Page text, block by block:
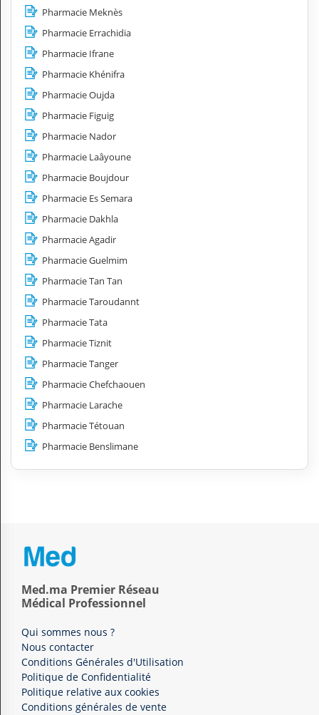
Pharmacie Meknès
Pharmacie Errachidia
Pharmacie Ifrane
Pharmacie Khénifra
Pharmacie Oujda
Pharmacie Figuig
Pharmacie Nador
Pharmacie Laâyoune
Pharmacie Boujdour
Pharmacie Es Semara
Pharmacie Dakhla
Pharmacie Agadir
Pharmacie Guelmim
Pharmacie Tan Tan
Pharmacie Taroudannt
Pharmacie Tata
Pharmacie Tiznit
Pharmacie Tanger
Pharmacie Chefchaouen
Pharmacie Larache
Pharmacie Tétouan
Pharmacie Benslimane
Med.ma Premier Réseau
Médical Professionnel
Qui sommes nous ?
Nous contacter
Conditions Générales d'Utilisation
Politique de Confidentialité
Politique relative aux cookies
Conditions générales de vente